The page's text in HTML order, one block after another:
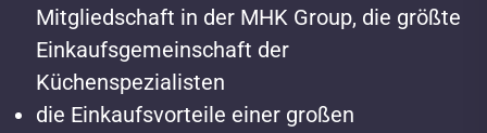
Mitgliedschaft in der MHK Group, die größte
Einkaufsgemeinschaft der
Küchenspezialisten
die Einkaufsvorteile einer großen